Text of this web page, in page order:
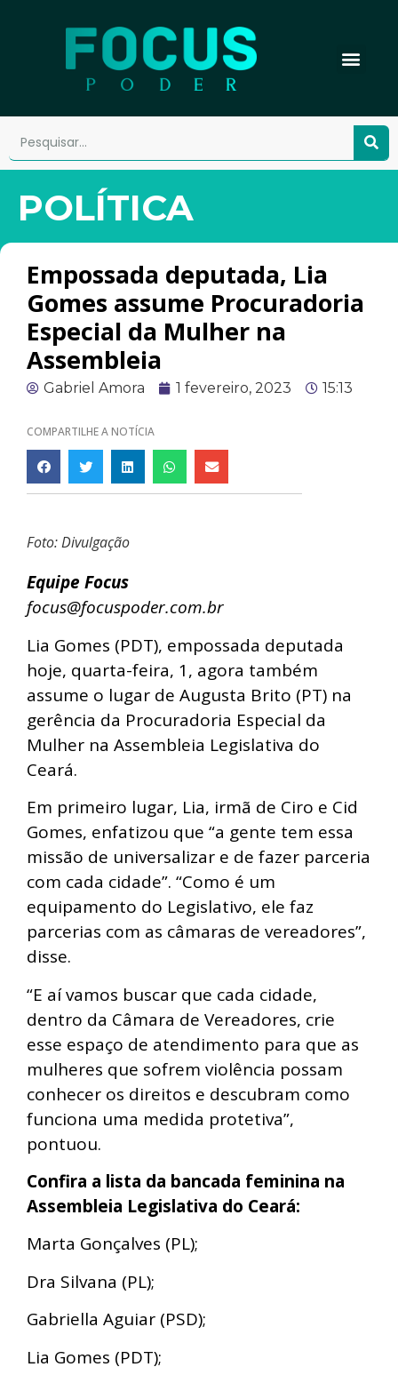
POLÍTICA
Empossada deputada, Lia
Gomes assume Procuradoria
Especial da Mulher na
Assembleia
Gabriel Amora 1 fevereiro, 2023 15:13
COMPARTILHE A NOTÍCIA
Foto: Divulgação
Equipe Focus
focus@focuspoder.com.br
Lia Gomes (PDT), empossada deputada
hoje, quarta-feira, 1, agora também
assume o lugar de Augusta Brito (PT) na
gerência da Procuradoria Especial da
Mulher na Assembleia Legislativa do
Ceará.
Em primeiro lugar, Lia, irmã de Ciro e Cid
Gomes, enfatizou que “a gente tem essa
missão de universalizar e de fazer parceria
com cada cidade”. “Como é um
equipamento do Legislativo, ele faz
parcerias com as câmaras de vereadores”,
disse.
“E aí vamos buscar que cada cidade,
dentro da Câmara de Vereadores, crie
esse espaço de atendimento para que as
mulheres que sofrem violência possam
conhecer os direitos e descubram como
funciona uma medida protetiva”,
pontuou.
Confira a lista da bancada feminina na
Assembleia Legislativa do Ceará:
Marta Gonçalves (PL);
Dra Silvana (PL);
Gabriella Aguiar (PSD);
Lia Gomes (PDT);